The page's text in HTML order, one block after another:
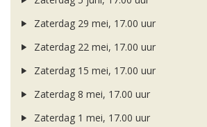
Zaterdag 29 mei, 17.00 uur
Zaterdag 22 mei, 17.00 uur
Zaterdag 15 mei, 17.00 uur
Zaterdag 8 mei, 17.00 uur
Zaterdag 1 mei, 17.00 uur